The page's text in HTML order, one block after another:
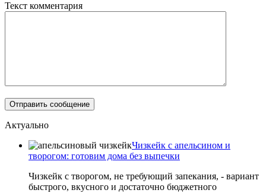
Текст комментария
Актуально
Чизкейк с апельсином и
творогом: готовим дома без выпечки
Чизкейк с творогом, не требующий запекания, - вариант
быстрого, вкусного и достаточно бюджетного